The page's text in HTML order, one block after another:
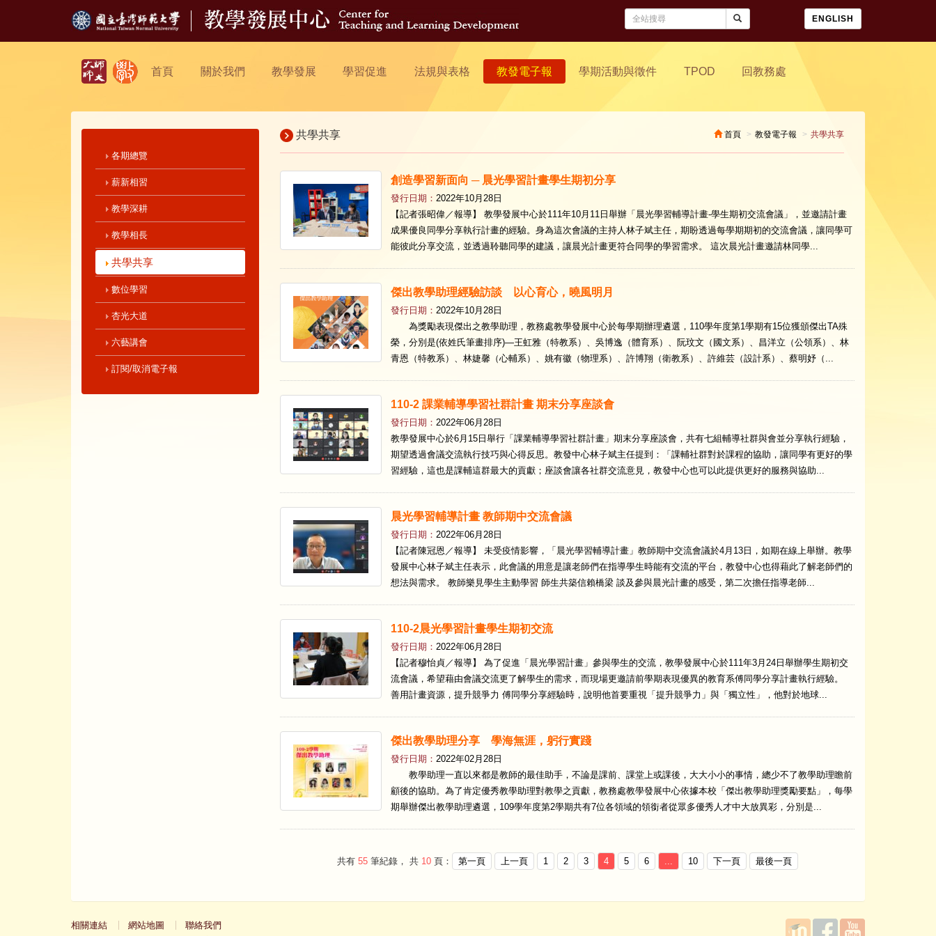
ENGLISH
首頁 關於我們 教學發展 學習促進 法規與表格 教發電子報 學期活動與徵件 TPOD 回教務處
各期總覽
薪新相習
教學深耕
教學相長
共學共享
數位學習
杏光大道
六藝講會
訂閱/取消電子報
共學共享 首頁 教發電子報 共學共享
創造學習新面向 ─ 晨光學習計畫學生期初分享
發行日期： 2022年10月28日
【記者張昭偉／報導】 教學發展中心於111年10月11日舉辦「晨光學習輔導計畫-學生期初交流會議」，並邀請計畫
成果優良同學分享執行計畫的經驗。身為這次會議的主持人林子斌主任，期盼透過每學期期初的交流會議，讓同學可
能彼此分享交流，並透過聆聽同學的建議，讓晨光計畫更符合同學的學習需求。 這次晨光計畫邀請林同學...
傑出教學助理經驗訪談 以心育心，曉風明月
發行日期： 2022年10月28日
為獎勵表現傑出之教學助理，教務處教學發展中心於每學期辦理遴選，110學年度第1學期有15位獲頒傑出TA殊
榮，分別是(依姓氏筆畫排序)—王虹雅（特教系）、吳博逸（體育系）、阮玟文（國文系）、昌洋立（公領系）、林
青恩（特教系）、林婕馨（心輔系）、姚有徽（物理系）、許博翔（衛教系）、許維芸（設計系）、蔡明妤（...
110-2 課業輔導學習社群計畫 期末分享座談會
發行日期： 2022年06月28日
教學發展中心於6月15日舉行「課業輔導學習社群計畫」期末分享座談會，共有七組輔導社群與會並分享執行經驗，
期望透過會議交流執行技巧與心得反思。教發中心林子斌主任提到：「課輔社群對於課程的協助，讓同學有更好的學
習經驗，這也是課輔這群最大的貢獻；座談會讓各社群交流意見，教發中心也可以此提供更好的服務與協助...
晨光學習輔導計畫 教師期中交流會議
發行日期： 2022年06月28日
【記者陳冠恩／報導】 未受疫情影響，「晨光學習輔導計畫」教師期中交流會議於4月13日，如期在線上舉辦。教學
發展中心林子斌主任表示，此會議的用意是讓老師們在指導學生時能有交流的平台，教發中心也得藉此了解老師們的
想法與需求。 教師樂見學生主動學習 師生共築信賴橋梁 談及參與晨光計畫的感受，第二次擔任指導老師...
110-2晨光學習計畫學生期初交流
發行日期： 2022年06月28日
【記者穆怡貞／報導】 為了促進「晨光學習計畫」參與學生的交流，教學發展中心於111年3月24日舉辦學生期初交
流會議，希望藉由會議交流更了解學生的需求，而現場更邀請前學期表現優異的教育系傅同學分享計畫執行經驗。
善用計畫資源，提升競爭力 傅同學分享經驗時，說明他首要重視「提升競爭力」與「獨立性」，他對於地球...
傑出教學助理分享 學海無涯，躬行實踐
發行日期： 2022年02月28日
教學助理一直以來都是教師的最佳助手，不論是課前、課堂上或課後，大大小小的事情，總少不了教學助理瞻前
顧後的協助。為了肯定優秀教學助理對教學之貢獻，教務處教學發展中心依據本校「傑出教學助理獎勵要點」，每學
期舉辦傑出教學助理遴選，109學年度第2學期共有7位各領域的領銜者從眾多優秀人才中大放異彩，分別是...
共有 55筆紀錄， 共 10頁： 第一頁 上一頁 1 2 3 4 5 6 ... 10 下一頁 最後一頁
相關連結 網站地圖 聯絡我們